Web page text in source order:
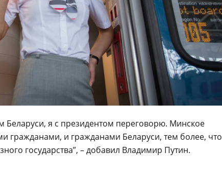
Беларуси, я с президентом переговорю. Минское
и гражданами Беларуси, тем более, что
государства”, – добавил Владимир Путин.